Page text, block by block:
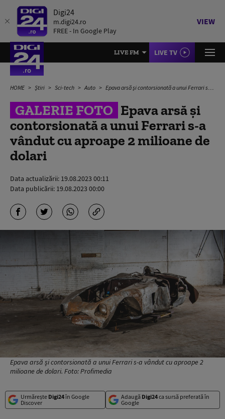
Digi24
m.digi24.ro
FREE - In Google Play
VIEW
LIVE FM LIVE TV
HOME Știri Sci-tech Auto Epava arsă și contorsionată a unui Ferrari s-a vândut cu aproape 2 milioane de dolari
GALERIE FOTO Epava arsă și
contorsionată a unui Ferrari s-a
vândut cu aproape 2 milioane de
dolari
Data actualizării: 19.08.2023 00:11
Data publicării: 19.08.2023 00:00
Epava arsă și contorsionată a unui Ferrari s-a vândut cu aproape 2
milioane de dolari. Foto: Profimedia
Urmărește Digi24în Google
Discover
Adaugă Digi24ca sursă preferată în
Google